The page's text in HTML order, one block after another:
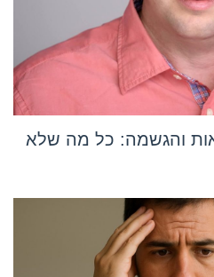
והגשמה: כל מה שלא